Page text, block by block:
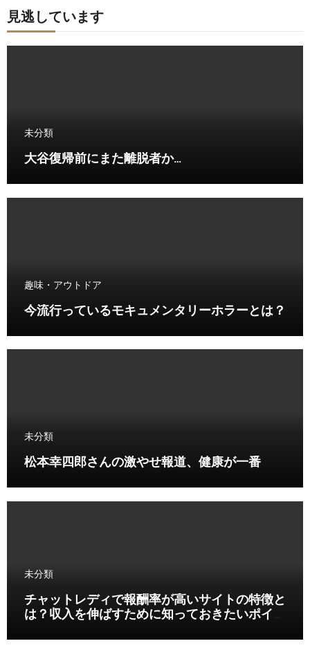
見逃しています
未分類
大谷復帰前にまた離脱者か…
趣味・アウトドア
今流行っているモキュメンタリーホラーとは？
未分類
松本幸四郎さんの激やせ報道、健康が一番
未分類
チャットレディで報酬率が高いサイトの特徴と
は？収入を伸ばすために知っておきたいポイン